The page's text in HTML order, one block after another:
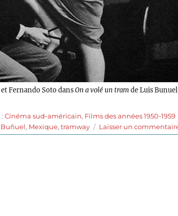
Fernando Soto dansOn a volé un tram de Luis Bunuel
:Cinéma sud-américain, Films des années 1950-1959
Buñuel, Mexique,tramway Laisser un